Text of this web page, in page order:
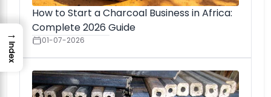
How to Start a Charcoal Business in Africa:
Complete 2026 Guide
01-07-2026
→
Index